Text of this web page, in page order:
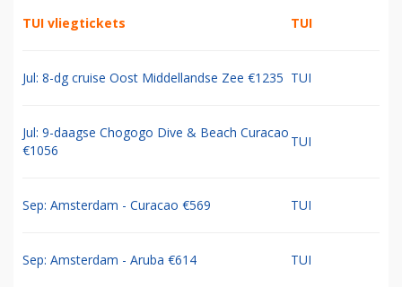
TUI vliegtickets TUI
Jul: 8-dg cruise Oost Middellandse Zee €1235 TUI
Jul: 9-daagse Chogogo Dive & Beach Curacao
€1056
TUI
Sep: Amsterdam - Curacao €569 TUI
Sep: Amsterdam - Aruba €614 TUI